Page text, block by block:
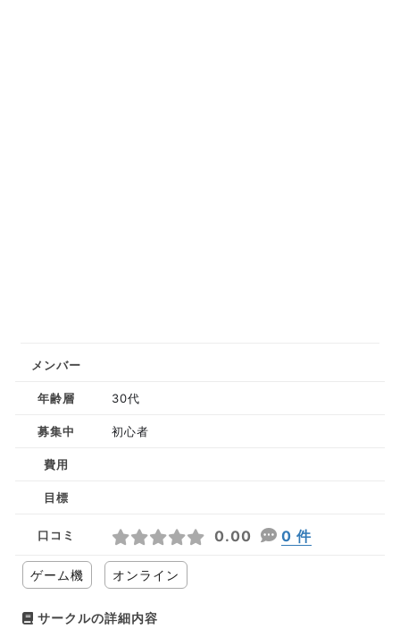
メンバー
年齢層 30代
募集中 初心者
費用
目標
口コミ 0.00 0 件
ゲーム機 オンライン
サークルの詳細内容